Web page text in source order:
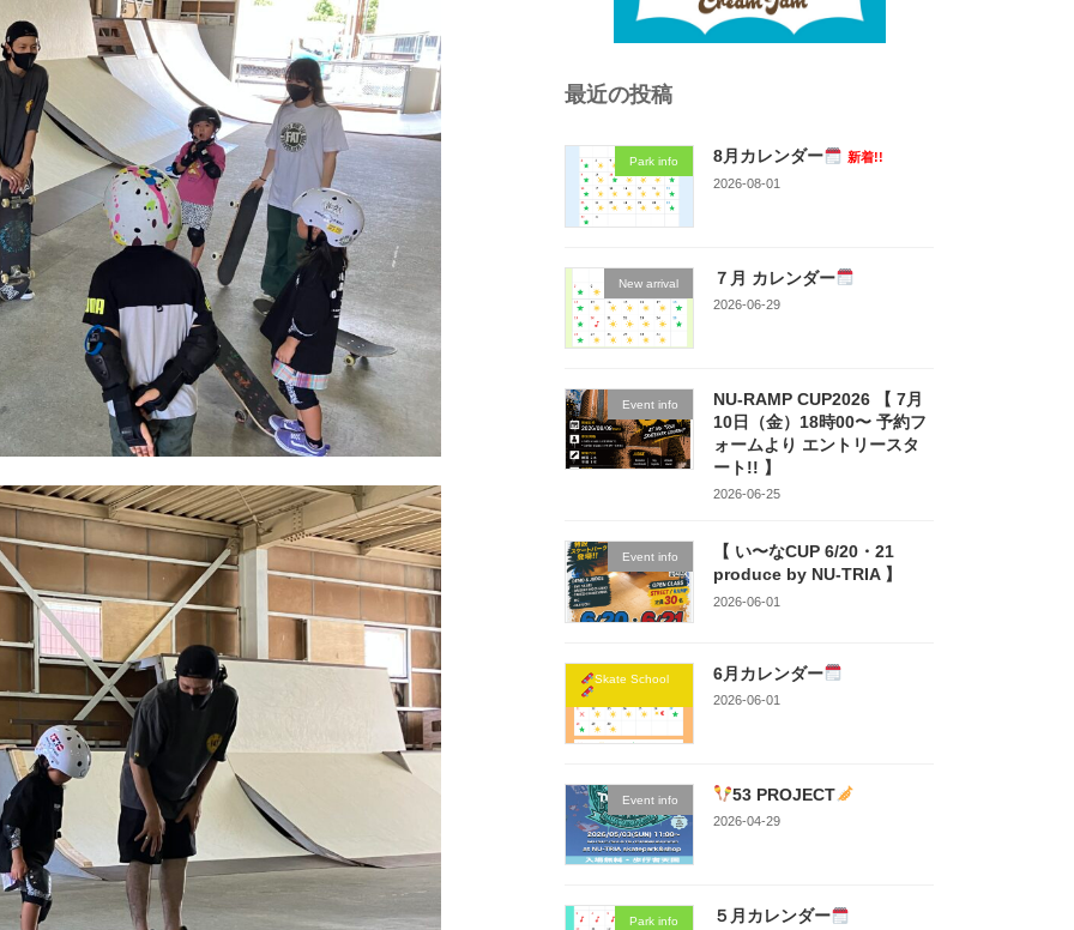
最近の投稿
Park info 8月カレンダー
新着!!
2026-08-01
New arrival ７月 カレンダー
2026-06-29
Event info
NU-RAMP CUP2026 【 7月
10日（金）18時00〜 予約フ
ォームより エントリースタ
ート!! 】
2026-06-25
Event info
【 い〜なCUP 6/20・21
produce by NU-TRIA 】
2026-06-01
Skate School 6月カレンダー
2026-06-01
Event info 53 PROJECT
2026-04-29
Park info ５月カレンダー